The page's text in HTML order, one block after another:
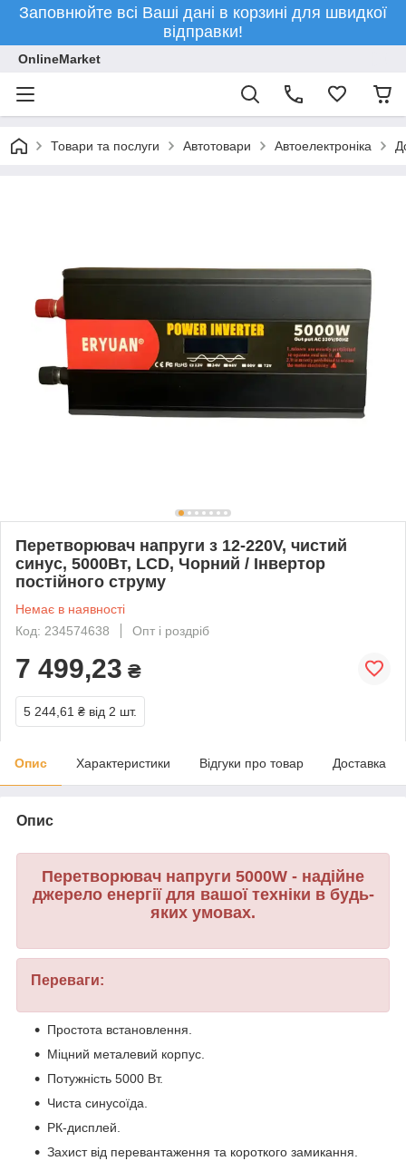
Заповнюйте всі Ваші дані в корзині для швидкої
відправки!
OnlineMarket
Товари та послуги Автотовари Автоелектроніка
Перетворювач напруги з 12-220V, чистий
синус, 5000Вт, LCD, Чорний / Інвертор
постійного струму
Немає в наявності
Код: 234574638
Опт і роздріб
7 499,23 ₴
5 244,61 ₴ від 2 шт.
Опис Характеристики Відгуки про товар Доставка
Опис
Перетворювач напруги 5000W - надійне
джерело енергії для вашої техніки в будь-
яких умовах.
Переваги:
Простота встановлення.
Міцний металевий корпус.
Потужність 5000 Вт.
Чиста синусоїда.
РК-дисплей.
Захист від перевантаження та короткого замикання.